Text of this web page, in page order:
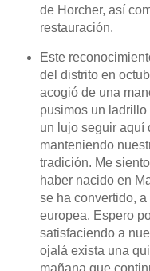
de Horcher, así
restauración.
Este
del distrito en
acogió de una
pusimos un
un lujo seguir aquí
manteniendo
tradición. Me
haber nacido en
se ha convertido,
europea. Espero
satisfaciendo a
ojalá exista una